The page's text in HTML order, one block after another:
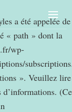
a été appelée de
« path » dont la
wp-
». Veuillez lire
(Ce